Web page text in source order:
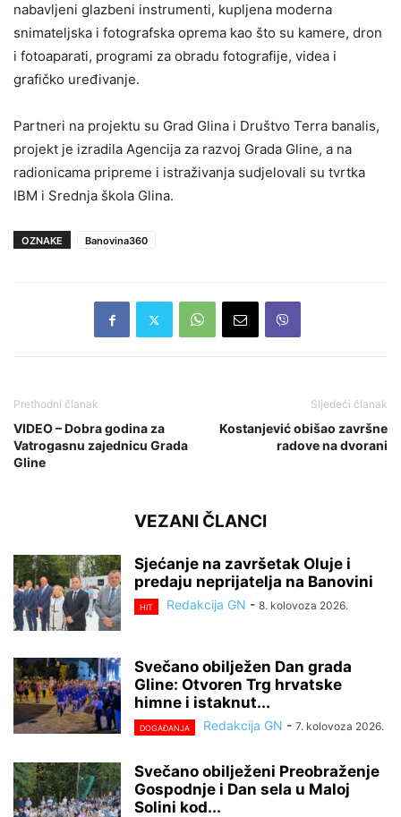
nabavljeni glazbeni instrumenti, kupljena moderna
snimateljska i fotografska oprema kao što su kamere, dron
i fotoaparati, programi za obradu fotografije, videa i
grafičko uređivanje.
Partneri na projektu su Grad Glina i Društvo Terra banalis,
projekt je izradila Agencija za razvoj Grada Gline, a na
radionicama pripreme i istraživanja sudjelovali su tvrtka
IBM i Srednja škola Glina.
OZNAKE Banovina360
Prethodni članak
VIDEO – Dobra godina za
Vatrogasnu zajednicu Grada
Gline
Sljedeći članak
Kostanjević obišao završne
radove na dvorani
VEZANI ČLANCI
Sjećanje na završetak Oluje i
predaju neprijatelja na Banovini
HIT Redakcija GN - 8. kolovoza 2026.
Svečano obilježen Dan grada
Gline: Otvoren Trg hrvatske
himne i istaknut...
DOGAĐANJA Redakcija GN - 7. kolovoza 2026.
Svečano obilježeni Preobraženje
Gospodnje i Dan sela u Maloj
Solini kod...